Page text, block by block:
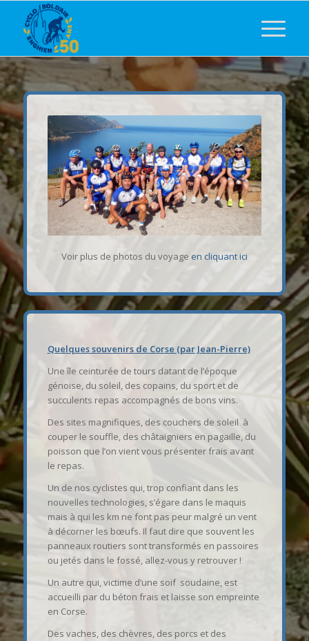
Voir plus de photos du voyage en cliquant ici
Quelques souvenirs de Corse (par Jean-Pierre)
Une île ceinturée de tours datant de l’époque
génoise, du soleil, des copains, du sport et de
succulents repas accompagnés de bons vins.
Des sites magnifiques, des couchers de soleil à
couper le souffle, des châtaigniers en pagaille, du
poisson que l’on vient vous présenter frais avant
le repas.
Un de nos cyclistes qui, trop confiant dans les
nouvelles technologies, s’égare dans le maquis
mais à qui les km ne font pas peur malgré un vent
à décorner les bœufs. Il faut dire que souvent les
panneaux routiers sont transformés en passoires
ou jetés dans le fossé, allez-vous y retrouver !
Un autre qui, victime d’une soif soudaine, est
accueilli par du béton frais et laisse son empreinte
en Corse.
Des vaches, des chèvres, des porcs et des